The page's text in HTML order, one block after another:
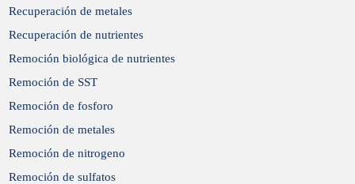
Recuperación de metales
Recuperación de nutrientes
Remoción biológica de nutrientes
Remoción de SST
Remoción de fosforo
Remoción de metales
Remoción de nitrogeno
Remoción de sulfatos